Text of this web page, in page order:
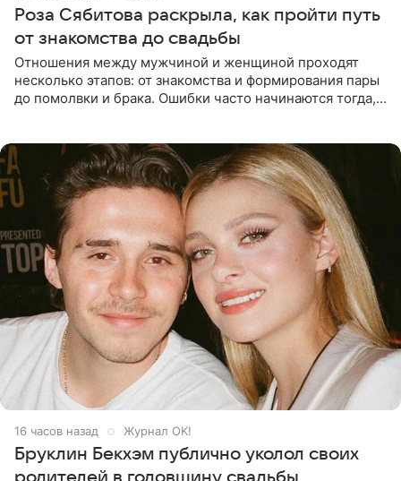
Роза Сябитова раскрыла, как пройти путь
от знакомства до свадьбы
Отношения между мужчиной и женщиной проходят
несколько этапов: от знакомства и формирования пары
до помолвки и брака. Ошибки часто начинаются тогда,
16 часов назад Журнал OK!
Бруклин Бекхэм публично уколол своих